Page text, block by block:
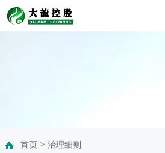
首页> 治理细则